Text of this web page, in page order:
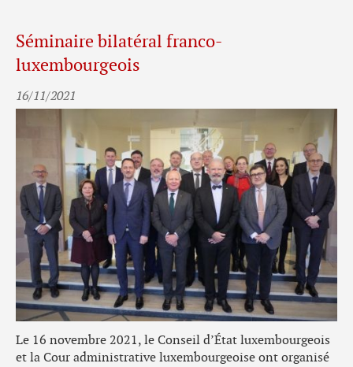
Séminaire bilatéral franco-
luxembourgeois
16/11/2021
Le 16 novembre 2021, le Conseil d’État luxembourgeois
et la Cour administrative luxembourgeoise ont organisé